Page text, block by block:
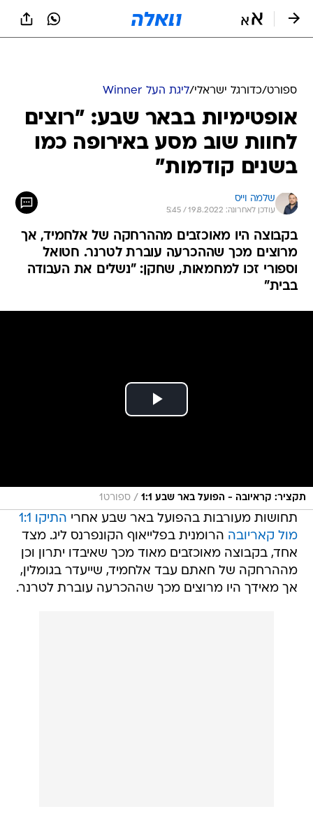
ספורט/כדורגל ישראלי/ליגת העל Winner
אופטימיות בבאר שבע: "רוצים
לחוות שוב מסע באירופה כמו
בשנים קודמות"
שלמה וייס
עודכן לאחרונה: 19.8.2022 / 5:45
בקבוצה היו מאוכזבים מההרחקה של אלחמיד, אך
מרוצים מכך שההכרעה עוברת לטרנר. חטואל
וספורי זכו למחמאות, שחקן: "נשלים את העבודה
בבית"
תקציר: קראיובה - הפועל באר שבע 1:1 / ספורט1
תחושות מעורבות בהפועל באר שבע אחרי
התיקו 1:1
מול קאריובה הרומנית בפלייאוף הקונפרנס ליג. מצד
אחד, בקבוצה מאוכזבים מאוד מכך שאיבדו יתרון וכן
מההרחקה של חאתם עבד אלחמיד, שייעדר בגומלין,
אך מאידך היו מרוצים מכך שההכרעה עוברת לטרנר.